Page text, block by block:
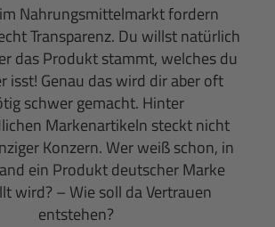
Nahrungsmittelmarkt fordern
Transparenz. Du willst natürlich
das Produkt stammt, welches du
isst! Genau das wird dir aber oft
schwer gemacht. Hinter
Markenartikeln steckt nicht
Konzern. Wer weiß schon, in
ein Produkt deutscher Marke
wird? – Wie soll da Vertrauen
entstehen?